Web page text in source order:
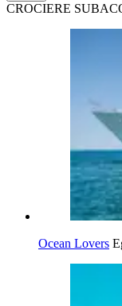
CROCIERE
Ocean Lovers